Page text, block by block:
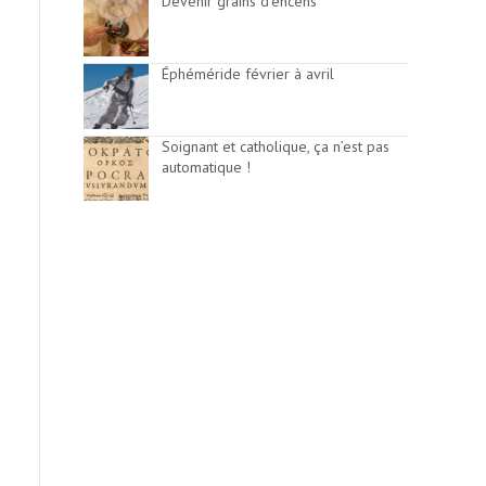
Éphéméride février à avril
Soignant et catholique, ça n’est pas
automatique !